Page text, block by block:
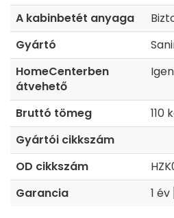
A kabinbetét anyaga
Gyártó
HomeCenterben
átvehető
Igen
Bruttó tömeg
110
Gyártói cikkszám
OD cikkszám
Garancia
1 év